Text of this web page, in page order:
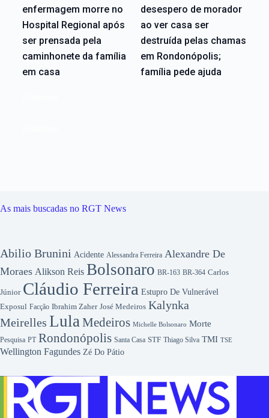
enfermagem morre no
Hospital Regional após
ser prensada pela
caminhonete da família
em casa
desespero de morador
ao ver casa ser
destruída pelas chamas
em Rondonópolis;
família pede ajuda
As mais buscadas no RGT News
Abilio Brunini Acidente Alessandra Ferreira Alexandre De
Moraes Alikson Reis Bolsonaro BR-163 BR-364 Carlos
Júnior Cláudio Ferreira Estupro De Vulnerável
Exposul Facção Ibrahim Zaher José Medeiros Kalynka
Meirelles Lula Medeiros Michelle Bolsonaro Morte
Pesquisa PT Rondonópolis Santa Casa STF Thiago Silva TMI TSE
Wellington Fagundes Zé Do Pátio